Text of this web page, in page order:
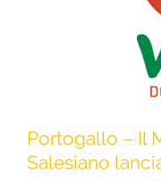
Portogallo – Il
Salesiano